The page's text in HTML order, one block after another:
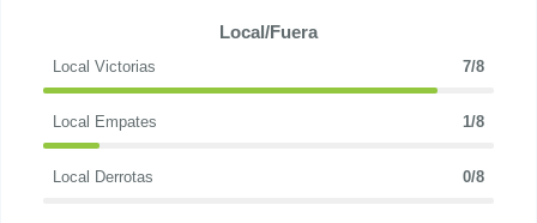
Local/Fuera
Local Victorias 7/8
Local Empates 1/8
Local Derrotas 0/8